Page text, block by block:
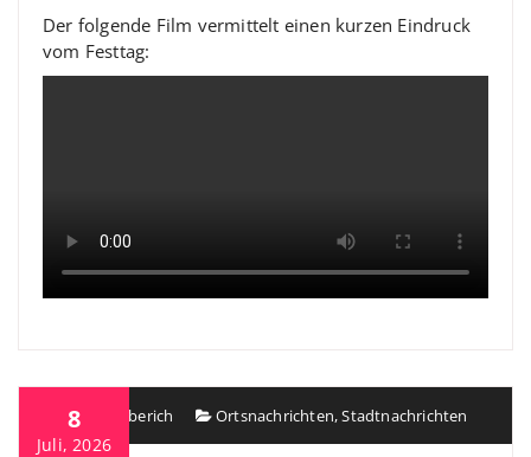
Der folgende Film vermittelt einen kurzen Eindruck
vom Festtag:
8
Juli, 2026
Heiko Berberich Ortsnachrichten,Stadtnachrichten